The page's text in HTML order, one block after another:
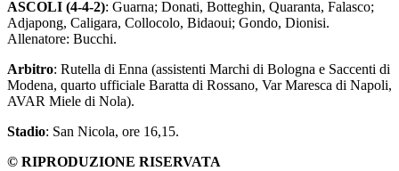
ASCOLI (4-4-2): Guarna; Donati, Botteghin, Quaranta, Falasco;
Adjapong, Caligara, Collocolo, Bidaoui; Gondo, Dionisi.
Allenatore: Bucchi.
Arbitro: Rutella di Enna (assistenti Marchi di Bologna e Saccenti di
Modena, quarto ufficiale Baratta di Rossano, Var Maresca di Napoli,
AVAR Miele di Nola).
Stadio: San Nicola, ore 16,15.
© RIPRODUZIONE RISERVATA